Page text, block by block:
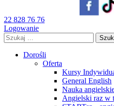
22 828 76 76
Logowanie
Szukaj:
Dorośli
Oferta
Kursy
General English
Nauka
Angielski raz w